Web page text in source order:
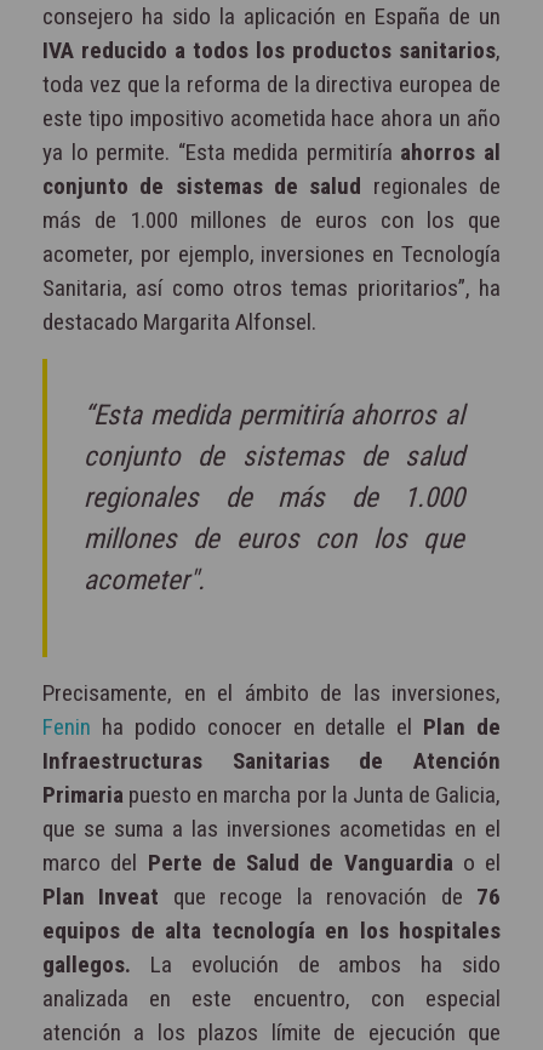
consejero ha sido la aplicación en España de un
IVA reducido a todos los productos sanitarios,
toda vez que la reforma de la directiva europea de
este tipo impositivo acometida hace ahora un año
ya lo permite. “Esta medida permitiría ahorros al
conjunto de sistemas de salud regionales de
más de 1.000 millones de euros con los que
acometer, por ejemplo, inversiones en Tecnología
Sanitaria, así como otros temas prioritarios”, ha
destacado Margarita Alfonsel.
“Esta medida permitiría ahorros al
conjunto de sistemas de salud
regionales de más de 1.000
millones de euros con los que
acometer".
Precisamente, en el ámbito de las inversiones,
Fenin ha podido conocer en detalle el Plan de
Infraestructuras Sanitarias de Atención
Primaria puesto en marcha por la Junta de Galicia,
que se suma a las inversiones acometidas en el
marco del Perte de Salud de Vanguardiao el
Plan Inveat que recoge la renovación de 76
equipos de alta tecnología en los hospitales
gallegos. La evolución de ambos ha sido
analizada en este encuentro, con especial
atención a los plazos límite de ejecución que